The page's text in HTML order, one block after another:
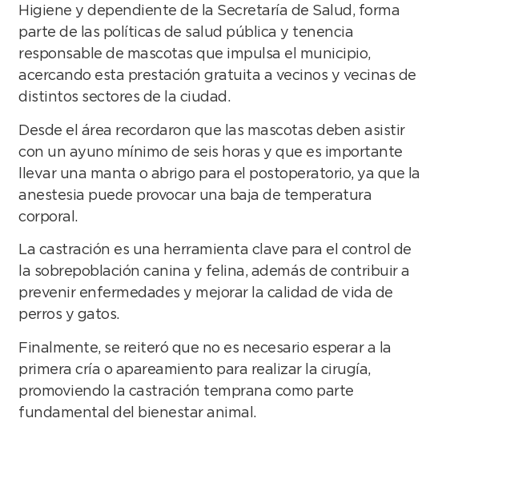
Higiene y dependiente de la Secretaría de Salud, forma
parte de las políticas de salud pública y tenencia
responsable de mascotas que impulsa el municipio,
acercando esta prestación gratuita a vecinos y vecinas de
distintos sectores de la ciudad.
Desde el área recordaron que las mascotas deben asistir
con un ayuno mínimo de seis horas y que es importante
llevar una manta o abrigo para el postoperatorio, ya que la
anestesia puede provocar una baja de temperatura
corporal.
La castración es una herramienta clave para el control de
la sobrepoblación canina y felina, además de contribuir a
prevenir enfermedades y mejorar la calidad de vida de
perros y gatos.
Finalmente, se reiteró que no es necesario esperar a la
primera cría o apareamiento para realizar la cirugía,
promoviendo la castración temprana como parte
fundamental del bienestar animal.